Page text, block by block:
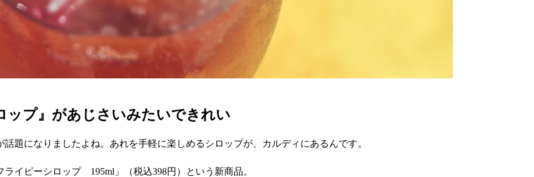
ップ』があじさいみたいできれい
題になりましたよね。あれを手軽に楽しめるシロップが、カルディにあるんです。
イピーシロップ 195ml」（税込398円）という新商品。